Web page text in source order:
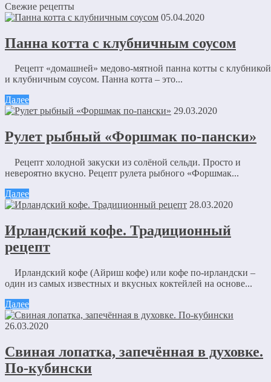
Свежие рецепты
05.04.2020
Панна котта с клубничным соусом
Рецепт «домашней» медово-мятной панна котты с клубникой
и клубничным соусом. Панна котта – это...
Далее
29.03.2020
Рулет рыбный «Форшмак по-пански»
Рецепт холодной закуски из солёной сельди. Просто и
невероятно вкусно. Рецепт рулета рыбного «Форшмак...
Далее
28.03.2020
Ирландский кофе. Традиционный
рецепт
Ирландский кофе (Айриш кофе) или кофе по-ирландски –
один из самых известных и вкусных коктейлей на основе...
Далее
26.03.2020
Свиная лопатка, запечённая в духовке.
По-кубински